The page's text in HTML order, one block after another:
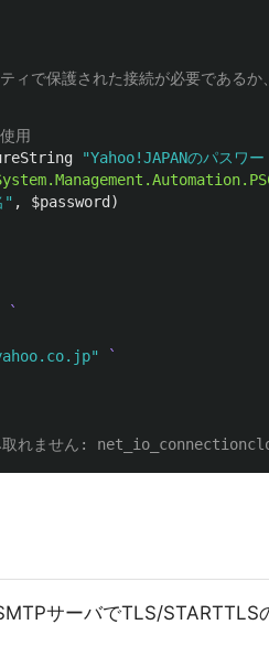
ィで保護された接続が必要であ
用
"Yahoo!JAPANのパスワー
" , $password )
取れません:
サーバでTLS/